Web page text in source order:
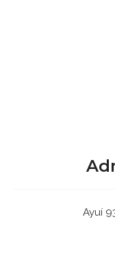
Ayuí